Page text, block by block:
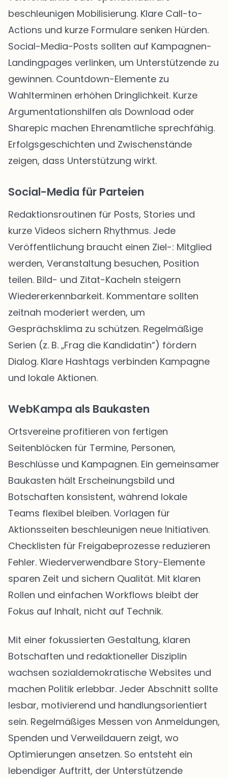
beschleunigen Mobilisierung. Klare Call-to-
Actions und kurze Formulare senken Hürden.
Social-Media-Posts sollten auf Kampagnen-
Landingpages verlinken, um Unterstützende zu
gewinnen. Countdown-Elemente zu
Wahlterminen erhöhen Dringlichkeit. Kurze
Argumentationshilfen als Download oder
Sharepic machen Ehrenamtliche sprechfähig.
Erfolgsgeschichten und Zwischenstände
zeigen, dass Unterstützung wirkt.
Social-Media für Parteien
Redaktionsroutinen für Posts, Stories und
kurze Videos sichern Rhythmus. Jede
Veröffentlichung braucht einen Ziel-: Mitglied
werden, Veranstaltung besuchen, Position
teilen. Bild- und Zitat-Kacheln steigern
Wiedererkennbarkeit. Kommentare sollten
zeitnah moderiert werden, um
Gesprächsklima zu schützen. Regelmäßige
Serien (z. B. „Frag die Kandidatin“) fördern
Dialog. Klare Hashtags verbinden Kampagne
und lokale Aktionen.
WebKampa als Baukasten
Ortsvereine profitieren von fertigen
Seitenblöcken für Termine, Personen,
Beschlüsse und Kampagnen. Ein gemeinsamer
Baukasten hält Erscheinungsbild und
Botschaften konsistent, während lokale
Teams flexibel bleiben. Vorlagen für
Aktionsseiten beschleunigen neue Initiativen.
Checklisten für Freigabeprozesse reduzieren
Fehler. Wiederverwendbare Story-Elemente
sparen Zeit und sichern Qualität. Mit klaren
Rollen und einfachen Workflows bleibt der
Fokus auf Inhalt, nicht auf Technik.
Mit einer fokussierten Gestaltung, klaren
Botschaften und redaktioneller Disziplin
wachsen sozialdemokratische Websites und
machen Politik erlebbar. Jeder Abschnitt sollte
lesbar, motivierend und handlungsorientiert
sein. Regelmäßiges Messen von Anmeldungen,
Spenden und Verweildauern zeigt, wo
Optimierungen ansetzen. So entsteht ein
lebendiger Auftritt, der Unterstützende